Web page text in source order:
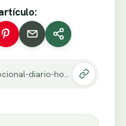
https://renuevo.com/devocional-diario-hoy-soportare-la-tentacion.html